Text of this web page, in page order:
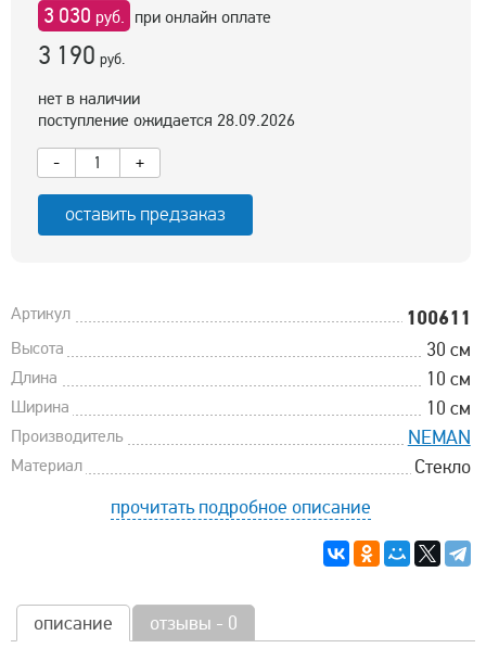
3 030 руб. при онлайн оплате
3 190 руб.
нет в наличии
поступление ожидается 28.09.2026
-
+
оставить предзаказ
Артикул 100611
Высота 30 см
Длина 10 см
Ширина 10 см
Производитель NEMAN
Материал
Стекло
прочитать подробное описание
описание отзывы - 0